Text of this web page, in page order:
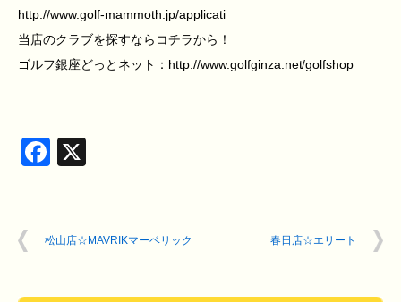
http://www.golf-mammoth.jp/applicati
当店のクラブを探すならコチラから！
ゴルフ銀座どっとネット：http://www.golfginza.net/golfshop
Facebook
松山店☆MAVRIKマーベリック 春日店☆エリート